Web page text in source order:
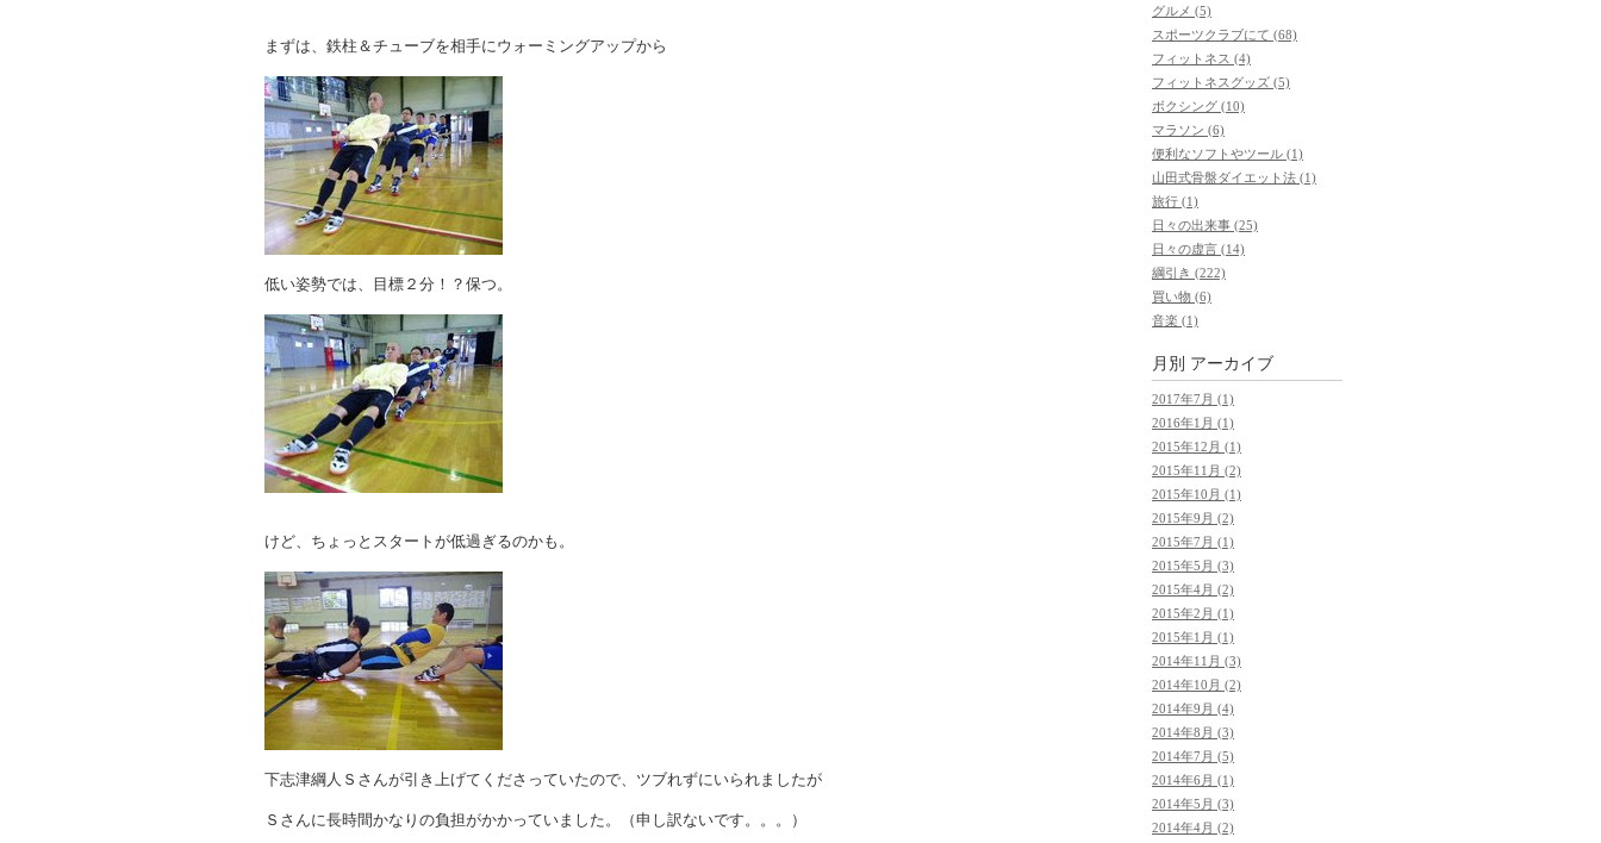
まずは、鉄柱＆チューブを相手にウォーミングアップから
低い姿勢では、目標２分！？保つ。
けど、ちょっとスタートが低過ぎるのかも。
下志津綱人Ｓさんが引き上げてくださっていたので、ツブれずにいられましたが
Ｓさんに長時間かなりの負担がかかっていました。（申し訳ないです。。。）
グルメ (5)
スポーツクラブにて (68)
フィットネス (4)
フィットネスグッズ (5)
ボクシング (10)
マラソン (6)
便利なソフトやツール (1)
山田式骨盤ダイエット法 (1)
旅行 (1)
日々の出来事 (25)
日々の虚言 (14)
綱引き (222)
買い物 (6)
音楽 (1)
月別 アーカイブ
2017年7月 (1)
2016年1月 (1)
2015年12月 (1)
2015年11月 (2)
2015年10月 (1)
2015年9月 (2)
2015年7月 (1)
2015年5月 (3)
2015年4月 (2)
2015年2月 (1)
2015年1月 (1)
2014年11月 (3)
2014年10月 (2)
2014年9月 (4)
2014年8月 (3)
2014年7月 (5)
2014年6月 (1)
2014年5月 (3)
2014年4月 (2)